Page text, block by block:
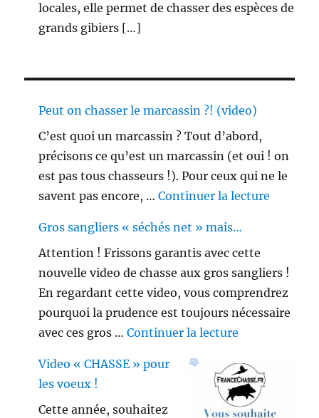
locales, elle permet de chasser des espèces de
grands gibiers […]
Peut on chasser le marcassin ?! (video)
C’est quoi un marcassin ? Tout d’abord,
précisons ce qu’est un marcassin (et oui ! on
est pas tous chasseurs !). Pour ceux qui ne le
savent pas encore, …Continuer la lecture
Gros sangliers « séchés net » mais…
Attention ! Frissons garantis avec cette
nouvelle video de chasse aux gros sangliers !
En regardant cette video, vous comprendrez
pourquoi la prudence est toujours nécessaire
avec ces gros …Continuer la lecture
Video « CHASSE » pour
les voeux !
Cette année, souhaitez